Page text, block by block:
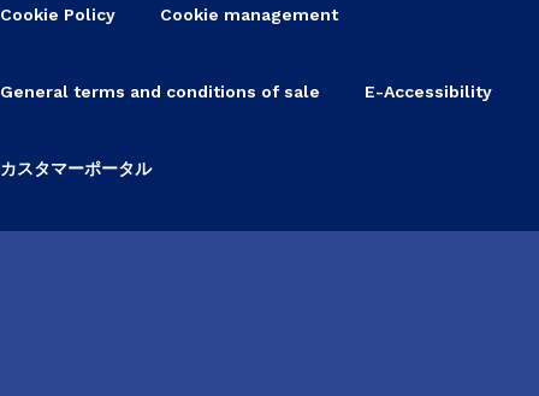
Cookie Policy Cookie management
General terms and conditions of sale E-Accessibility
カスタマーポータル